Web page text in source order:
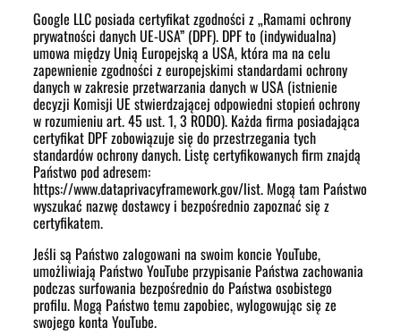
Google LLC posiada certyfikat zgodności z „Ramami ochrony
prywatności danych UE-USA” (DPF). DPF to (indywidualna)
umowa między Unią Europejską a USA, która ma na celu
zapewnienie zgodności z europejskimi standardami ochrony
danych w zakresie przetwarzania danych w USA (istnienie
decyzji Komisji UE stwierdzającej odpowiedni stopień ochrony
w rozumieniu art. 45 ust. 1, 3 RODO). Każda firma posiadająca
certyfikat DPF zobowiązuje się do przestrzegania tych
standardów ochrony danych. Listę certyfikowanych firm znajdą
Państwo pod adresem:
https://www.dataprivacyframework.gov/list. Mogą tam Państwo
wyszukać nazwę dostawcy i bezpośrednio zapoznać się z
certyfikatem.
Jeśli są Państwo zalogowani na swoim koncie YouTube,
umożliwiają Państwo YouTube przypisanie Państwa zachowania
podczas surfowania bezpośrednio do Państwa osobistego
profilu. Mogą Państwo temu zapobiec, wylogowując się ze
swojego konta YouTube.